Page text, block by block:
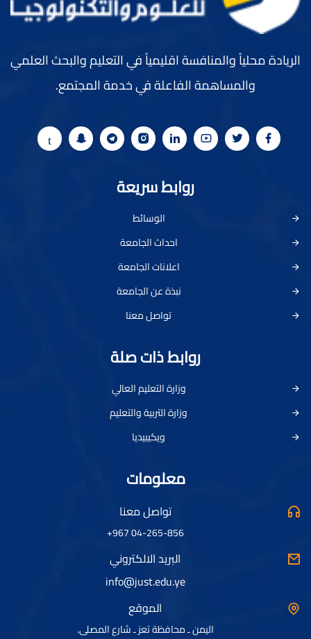
الريادة محلياً والمنافسة اقليمياً في التعليم والبحث العلمي
والمساهمة الفاعلة في خدمة المجتمع.
روابط سريعة
الوسائط
احداث الجامعة
اعلانات الجامعة
نبذة عن الجامعة
تواصل معنا
روابط ذات صلة
وزارة التعليم العالي
وزارة التربية والتعليم
ويكيبيديا
معلومات
تواصل معنا
04-265-856 967+
البريد الالكتروني
info@just.edu.ye
الموقع
اليمن ـ محافظة تعز ـ شارع المصلى.